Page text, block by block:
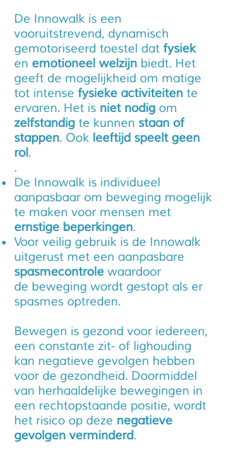
De Innowalk is een
vooruitstrevend, dynamisch
gemotoriseerd toestel dat fysiek
en emotioneel welzijn biedt. Het
geeft de mogelijkheid om matige
tot intense fysieke activiteiten te
ervaren. Het is niet nodig om
zelfstandig te kunnen staan of
stappen. Ook leeftijd speelt geen
rol.
.
De Innowalk is individueel
aanpasbaar om beweging mogelijk
te maken voor mensen met
ernstige beperkingen.
Voor veilig gebruik is de Innowalk
uitgerust met een aanpasbare
spasmecontrole waardoor
de beweging wordt gestopt als er
spasmes optreden.
Bewegen is gezond voor iedereen,
een constante zit- of lighouding
kan negatieve gevolgen hebben
voor de gezondheid. Doormiddel
van herhaaldelijke bewegingen in
een rechtopstaande positie, wordt
het risico op deze negatieve
gevolgen verminderd.